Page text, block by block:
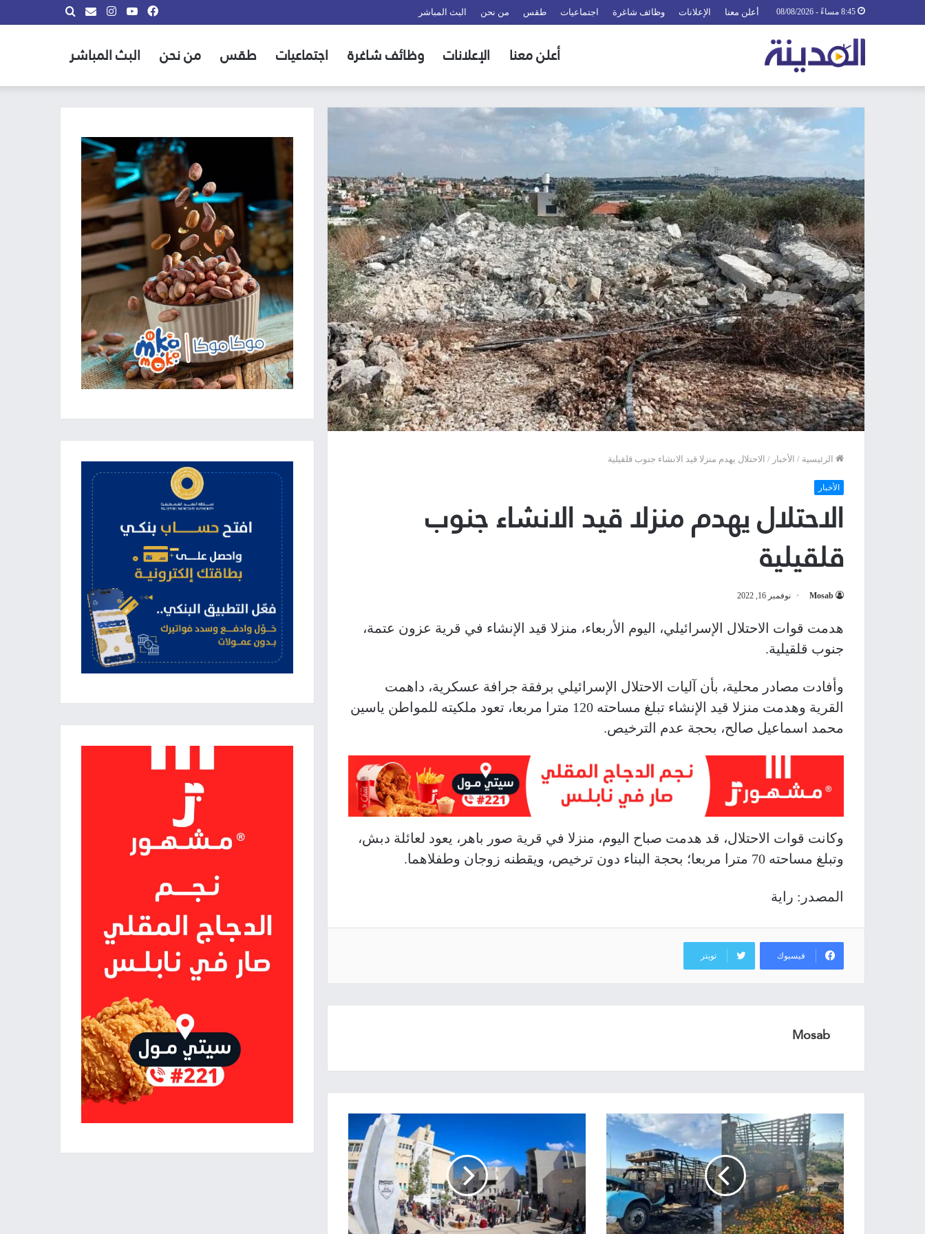
أعلن معنا الإعلانات وظائف شاغرة اجتماعيات طقس من نحن البث المباشر بحث
info@almadina.tvانستقراميوتيوب
فيسبوك
أعلن معنا الإعلانات وظائف شاغرة اجتماعيات طقس من نحن البث المباشر
الرئيسية / الأخبار / الاحتلال يهدم منزلا قيد الانشاء جنوب قلقيلية
الأخبار
الاحتلال يهدم منزلا قيد الانشاء جنوب
قلقيلية
Mosab نوفمبر 16, 2022
هدمت قوات الاحتلال الإسرائيلي، اليوم الأربعاء، منزلا قيد الإنشاء في قرية عزون عتمة،
جنوب قلقيلية.
وأفادت مصادر محلية، بأن آليات الاحتلال الإسرائيلي برفقة جرافة عسكرية، داهمت
القرية وهدمت منزلا قيد الإنشاء تبلغ مساحته 120 مترا مربعا، تعود ملكيته للمواطن ياسين
محمد اسماعيل صالح، بحجة عدم الترخيص.
وكانت قوات الاحتلال، قد هدمت صباح اليوم، منزلا في قرية صور باهر، يعود لعائلة دبش،
وتبلغ مساحته 70 مترا مربعا؛ بحجة البناء دون ترخيص، ويقطنه زوجان وطفلاهما.
المصدر: راية
فيسبوك تويتر
Mosab